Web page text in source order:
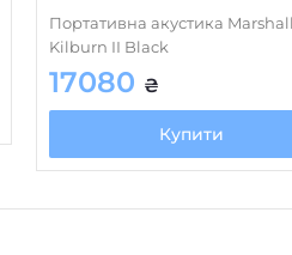
Kilburn II Black
17080 ₴